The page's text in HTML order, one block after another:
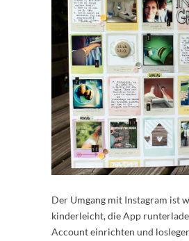
Der Umgang mit Instagram ist
kinderleicht, die App
Account einrichten und